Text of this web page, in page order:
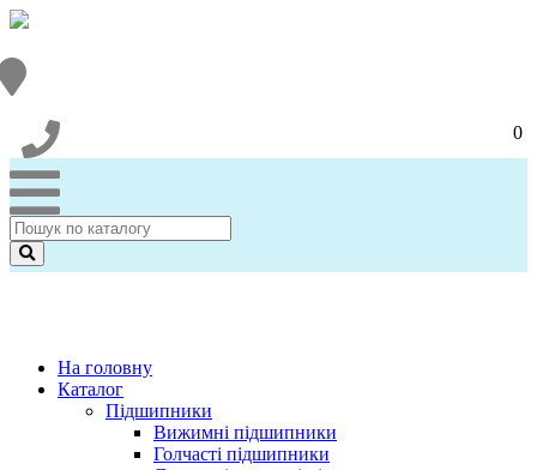
0
На головну
Каталог
Підшипники
Вижимні підшипники
Голчасті підшипники